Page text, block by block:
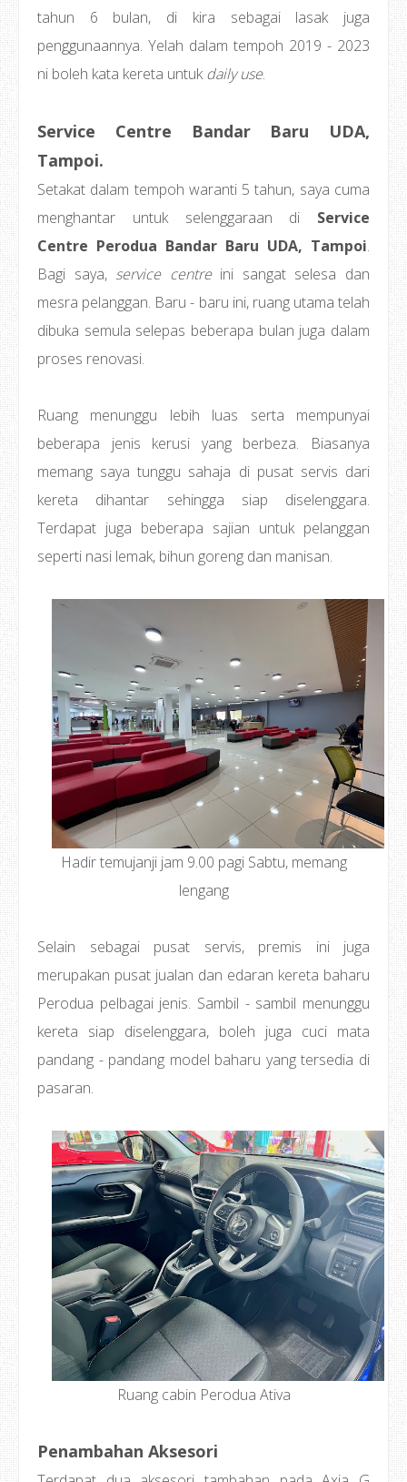
tahun 6 bulan, di kira sebagai lasak juga
penggunaannya. Yelah dalam tempoh 2019 - 2023
ni boleh kata kereta untukdaily use.
Service Centre Bandar Baru UDA,
Tampoi.
Setakat dalam tempoh waranti 5 tahun, saya cuma
menghantar untuk selenggaraan di Service
Centre Perodua Bandar Baru UDA, Tampoi.
Bagi saya, service centreini sangat selesa dan
mesra pelanggan. Baru - baru ini, ruang utama telah
dibuka semula selepas beberapa bulan juga dalam
proses renovasi.
Ruang menunggu lebih luas serta mempunyai
beberapa jenis kerusi yang berbeza. Biasanya
memang saya tunggu sahaja di pusat servis dari
kereta dihantar sehingga siap diselenggara.
Terdapat juga beberapa sajian untuk pelanggan
seperti nasi lemak, bihun goreng dan manisan.
Hadir temujanji jam 9.00 pagi Sabtu, memang
lengang
Selain sebagai pusat servis, premis ini juga
merupakan pusat jualan dan edaran kereta baharu
Perodua pelbagai jenis. Sambil - sambil menunggu
kereta siap diselenggara, boleh juga cuci mata
pandang - pandang model baharu yang tersedia di
pasaran.
Ruang cabin Perodua Ativa
Penambahan Aksesori